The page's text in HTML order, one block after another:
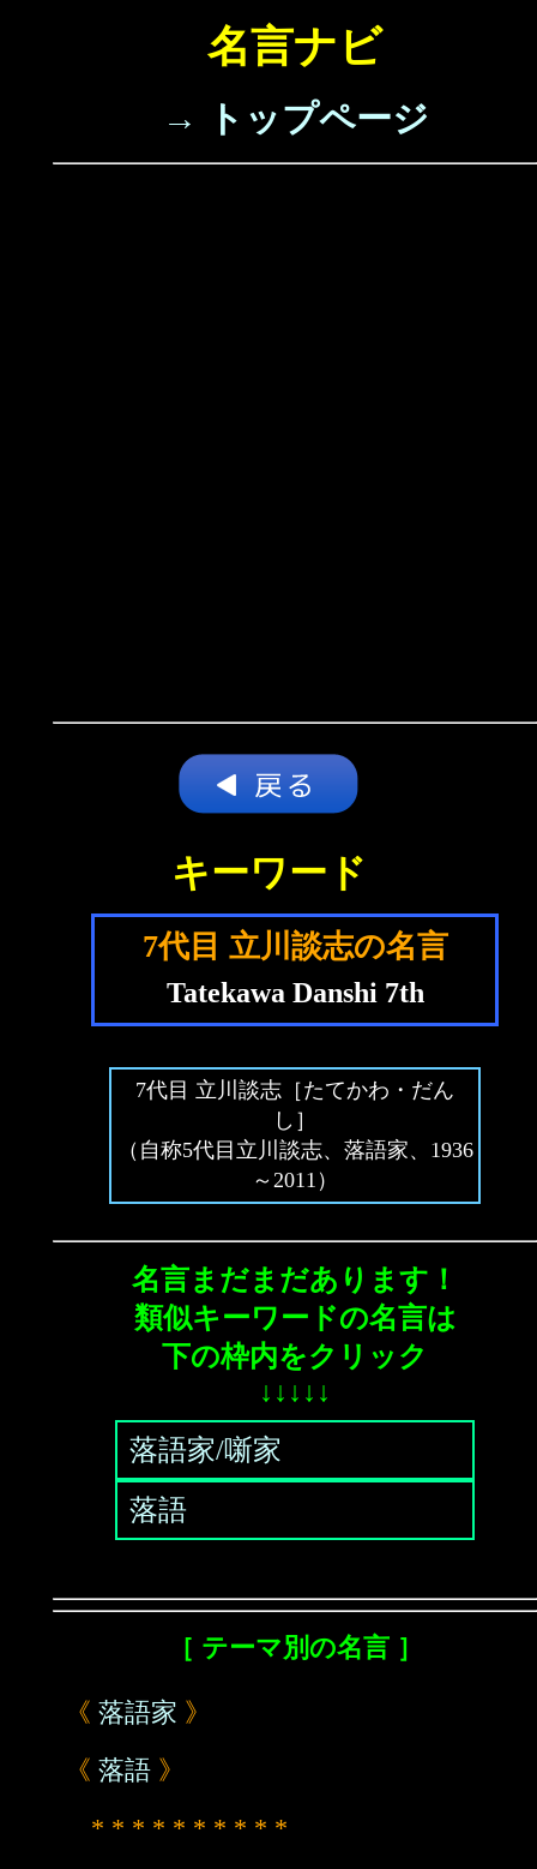
名言ナビ
→ トップページ
キーワード
7代目 立川談志の名言
Tatekawa Danshi 7th
7代目 立川談志［たてかわ・だん
し］
（自称5代目立川談志、落語家、1936
～2011）
名言まだまだあります！
類似キーワードの名言は
下の枠内をクリック
↓↓↓↓↓
落語家/噺家
落語
［ テーマ別の名言 ］
《 落語家 》
《 落語 》
* * * * * * * * * *